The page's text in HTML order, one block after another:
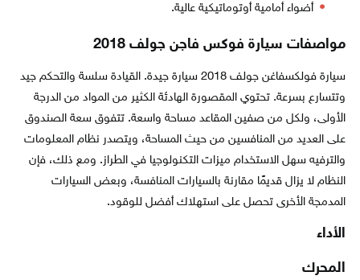
أضواء أمامية أوتوماتيكية عالية.
مواصفات سيارة فوكس فاجن جولف 2018
سيارة فولكسفاغن جولف 2018 سيارة جيدة. القيادة سلسة والتحكم جيد
وتتسارع بسرعة. تحتوي المقصورة الهادئة الكثير من المواد من الدرجة
الأولى، ولكل من صفين المقاعد مساحة واسعة. تتفوق سعة الصندوق
على العديد من المنافسين من حيث المساحة، ويتصدر نظام المعلومات
والترفيه سهل الاستخدام ميزات التكنولوجيا في الطراز. ومع ذلك، فإن
النظام لا يزال قديمًا مقارنة بالسيارات المنافسة، وبعض السيارات
المدمجة الأخرى تحصل على استهلاك أفضل للوقود.
الأداء
المحرك